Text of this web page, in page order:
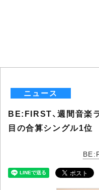
ニュース
BE:FIRST、週間音
目の合算シングル1位